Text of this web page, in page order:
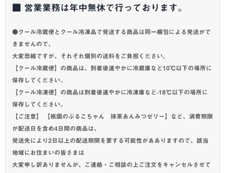
■ 営業業務は年中無休で行っております。
●クール冷蔵便とクール冷凍品で発送する商品は同一梱包による発送がで
きませんので、
大変恐縮ですが、それぞれ個別の送料をご負担ください。
【クール冷蔵便】の商品は、到着後速やかに冷蔵庫など10℃以下の場所に
保存してください。
【クール冷凍便】の商品は到着後速やかに冷凍庫など-18℃以下の場所に
保存してください。
【ご注意】 【祇園のぷるこちゃん 抹茶あんみつゼリー】など、消費期限
が配送日を含め4日間の商品は、
発送先により2日以上の配送期間を要する可能性があありますので、該当
地域にお住まいの皆さまは
大変申し訳ありませんが、ご連絡・ご相談の上ご注文をキャンセルさせて